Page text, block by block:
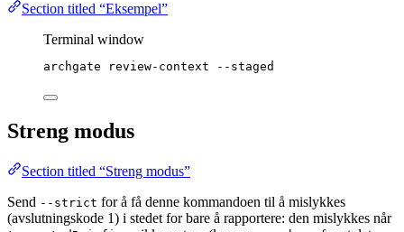
Section titled “Eksempel”
Terminal window
archgate review-context --staged
Streng modus
Section titled “Streng modus”
Send --strict for å få denne kommandoen til å mislykkes
(avslutningskode 1) i stedet for bare å rapportere: den mislykkes når